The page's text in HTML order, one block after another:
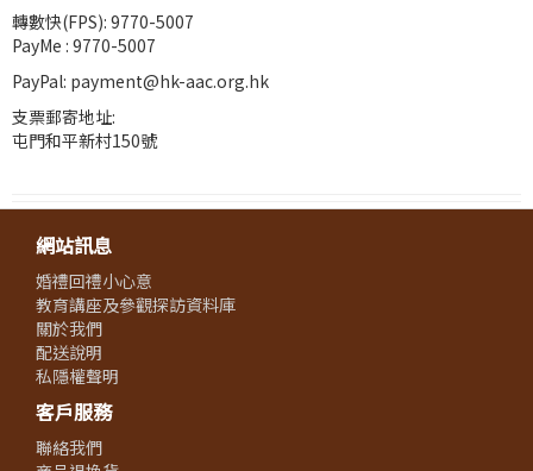
轉數快(FPS): 9770-5007
PayMe : 9770-5007
PayPal: payment@hk-aac.org.hk
支票郵寄地址:
屯門和平新村150號
網站訊息
婚禮回禮小心意
教育講座及參觀探訪資料庫
關於我們
配送說明
私隱權聲明
客戶服務
聯絡我們